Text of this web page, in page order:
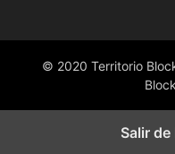
© 2020 Territorio
Salir